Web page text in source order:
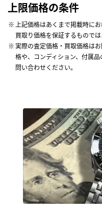
上限価格の条件
上記価格はあくまで掲載時に
買取り価格を保証するものでは
実際の査定価格・買取価格は
格や、コンディション、付属
問い合わせください。